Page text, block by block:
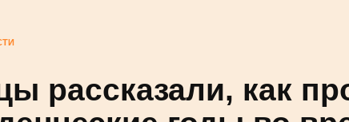
рассказали, как